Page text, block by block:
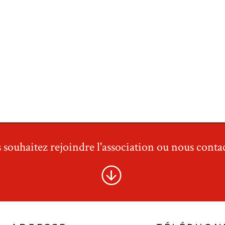
souhaitez rejoindre l'association ou nous